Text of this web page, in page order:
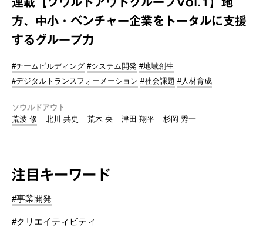
方、中小・ベンチャー企業をトータルに支援
するグループ力
#チームビルディング #システム開発 #地域創生
#デジタルトランスフォーメーション #社会課題 #人材育成
ソウルドアウト
荒波 修
北川 共史 荒木 央 津田 翔平 杉岡 秀一
注目キーワード
#事業開発
#クリエイティビティ